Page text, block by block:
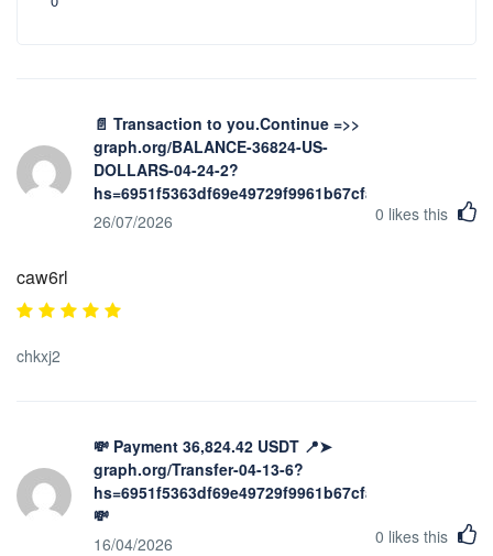
📄 Transaction to you.Continue =>>
graph.org/BALANCE-36824-US-
DOLLARS-04-24-2?
hs=6951f5363df69e49729f9961b67cfad4&
26/07/2026
0 likes this
caw6rl
chkxj2
💸 Payment 36,824.42 USDT 📍➤
graph.org/Transfer-04-13-6?
hs=6951f5363df69e49729f9961b67cfad4&
💸
16/04/2026
0 likes this